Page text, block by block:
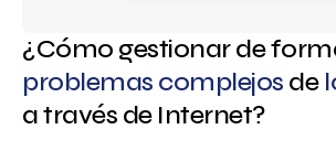
¿Cómo gestionar de
problemas complejos de
a través de Internet?